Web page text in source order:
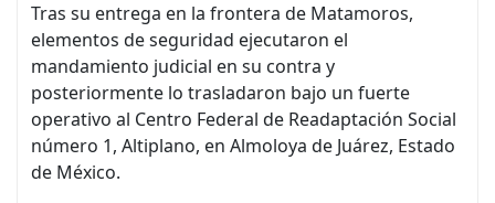
Tras su entrega en la frontera de Matamoros,
elementos de seguridad ejecutaron el
mandamiento judicial en su contra y
posteriormente lo trasladaron bajo un fuerte
operativo al Centro Federal de Readaptación Social
número 1, Altiplano, en Almoloya de Juárez, Estado
de México.